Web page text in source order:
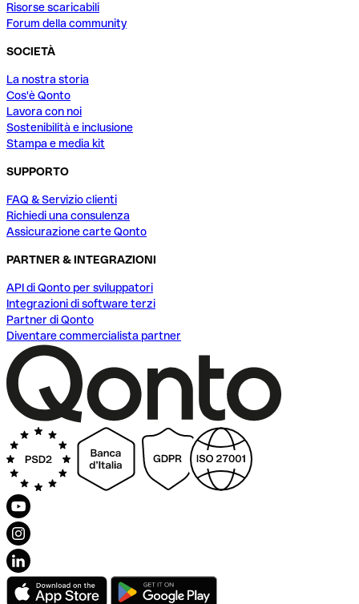
Risorse scaricabili
Forum della community
SOCIETÀ
La nostra storia
Cos'è Qonto
Lavora con noi
Sostenibilità e inclusione
Stampa e media kit
SUPPORTO
FAQ & Servizio clienti
Richiedi una consulenza
Assicurazione carte Qonto
PARTNER & INTEGRAZIONI
API di Qonto per sviluppatori
Integrazioni di software terzi
Partner di Qonto
Diventare commercialista partner